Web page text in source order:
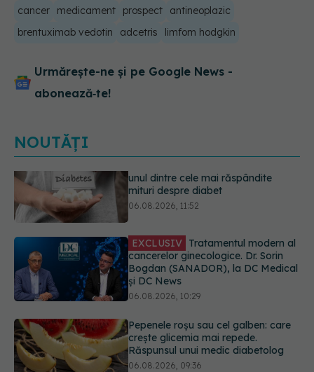
cancer medicament prospect
antineoplazic
brentuximab vedotin
adcetris limfom hodgkin
Urmărește-ne și pe Google News -
abonează‑te!
NOUTĂȚI
EXCLUSIV Tratamentul modern al
cancerelor ginecologice. Dr. Sorin
06.08.2026, 10:29
Pepenele roșu sau cel galben: care
crește glicemia mai repede.
Răspunsul unui medic diabetolog
Adevărul despre tratamentul cu
doze mari de Vitamina D în cancerul